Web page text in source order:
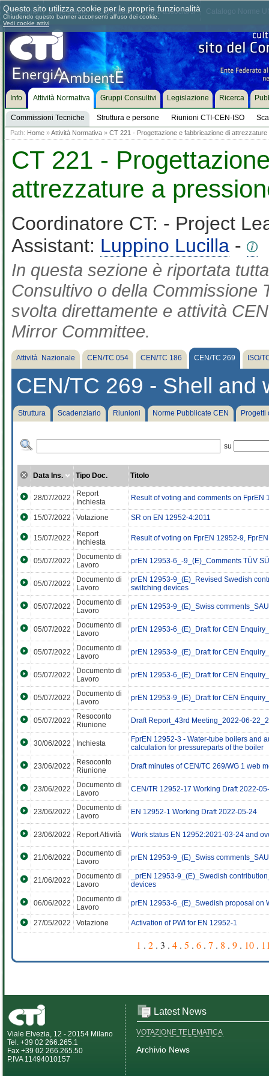
Chi siamo Dove siamo Contattaci Come associarsi
Info Attività Normativa
Commissioni Tecniche Struttura e persone Riunioni CTI-CEN-ISO
Gruppi Consultivi Legislazione Ricerca
Path: Home »Attività Normativa » CT 221 - Progettazione e fabbricazione di
CT 221 -
attrezzature a
Coordinatore CT: - Project
Assistant: Luppino Lucilla -
In questa sezione è riportata
Consultivo o della Commissione
svolta direttamente e attività
Mirror Committee.
Attività Nazionale CEN/TC 054 CEN/TC 186 CEN/TC 269 ISO/
CEN/TC 269 - Shell and
Struttura Scadenziario Riunioni Norme Pubblicate CEN Progetti
su
Data Ins. Tipo Doc. Titolo
28/07/2022
Report
Inchiesta
Result of voting and comments on FprEN
15/07/2022 Votazione SR on EN 12952-4:2011
15/07/2022
Report
Inchiesta
Result of voting on FprEN 12952-9,
05/07/2022
Documento di
Lavoro
prEN 12953-6_-9_(E)_Comments TÜV
05/07/2022
Documento di
Lavoro
prEN 12953-9_(E)_Revised Swedish
switching devices
05/07/2022
Documento di
Lavoro
prEN 12953-9_(E)_Swiss
05/07/2022
Documento di
Lavoro
prEN 12953-6_(E)_Draft for CEN
05/07/2022
Documento di
Lavoro
prEN 12953-9_(E)_Draft for CEN
05/07/2022
Documento di
Lavoro
prEN 12953-6_(E)_Draft for CEN
05/07/2022
Documento di
Lavoro
prEN 12953-9_(E)_Draft for CEN
05/07/2022
Resoconto
Riunione
Draft Report_43rd Meeting_2022-06-
30/06/2022 Inchiesta
FprEN 12952-3 - Water-tube boilers and
calculation for pressureparts of the boiler
23/06/2022
Resoconto
Riunione
Draft minutes of CEN/TC 269/WG 1 web
23/06/2022
Documento di
Lavoro
CEN/TR 12952-17 Working Draft 2022-
23/06/2022
Documento di
Lavoro
EN 12952-1 Working Draft 2022-05-24
23/06/2022 Report Attività Work status EN 12952:2021-03-24 and
21/06/2022
Documento di
Lavoro
prEN 12953-9_(E)_Swiss
21/06/2022
Documento di
Lavoro
_prEN 12953-9_(E)_Swedish
devices
06/06/2022
Documento di
Lavoro
prEN 12953-6_(E)_Swedish proposal on
27/05/2022 Votazione Activation of PWI for EN 12952-1
1 . 2 . 3 . 4 . 5 . 6 . 7 . 8 . 9 . 10 .
Viale Elvezia, 12 - 20154 Milano
Tel. +39 02 266.265.1
Fax +39 02 266.265.50
P.IVA 11494010157
Latest News
VOTAZIONE TELEMATICA
Archivio News
Questo sito utilizza cookie per le proprie funzionalità
Chiudendo questo banner acconsenti all'uso dei cookie.
Vedi cookie attivi